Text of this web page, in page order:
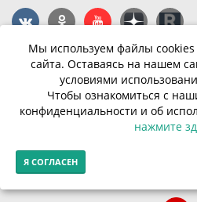
Мы используем файлы
сайта. Оставаясь на нашем
условиями
Чтобы ознакомиться с
конфиденциальности и об
нажмите
Я СОГЛАСЕН
г. Калининград, ул.
Часы работы: с
© Финансовая грамотность